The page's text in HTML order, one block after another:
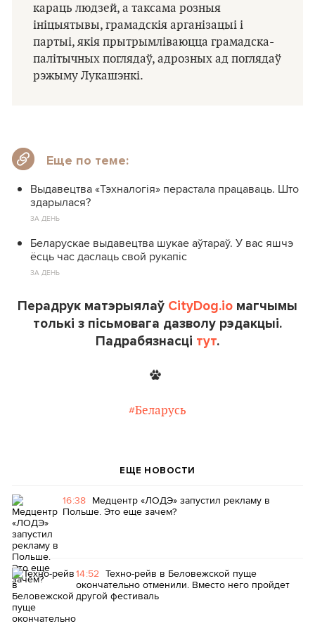
караць людзей, а таксама розныя
ініцыятывы, грамадскія арганізацыі і
партыі, якія прытрымліваюцца грамадска-
палітычных поглядаў, адрозных ад поглядаў
рэжыму Лукашэнкі.
Еще по теме:
Выдавецтва «Тэхналогія» перастала працаваць. Што
здарылася?
ЗА ДЕНЬ
Беларускае выдавецтва шукае аўтараў. У вас яшчэ
ёсць час даслаць свой рукапіс
ЗА ДЕНЬ
Перадрук матэрыялаў CityDog.io магчымы
толькі з пісьмовага дазволу рэдакцыі.
Падрабязнасці тут.
#Беларусь
ЕЩЕ НОВОСТИ
16:38 Медцентр «ЛОДЭ» запустил рекламу в
Польше. Это еще зачем?
14:52 Техно-рейв в Беловежской пуще
окончательно отменили. Вместо него пройдет
другой фестиваль